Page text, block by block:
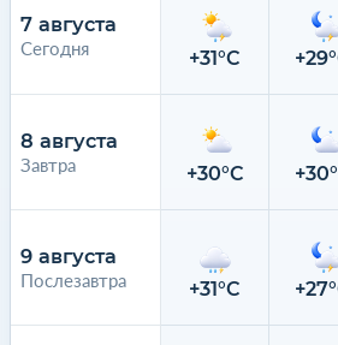
7 августа
Сегодня
8 августа
Завтра
9 августа
Послезавтра
+31°C
+30°C
+31°C